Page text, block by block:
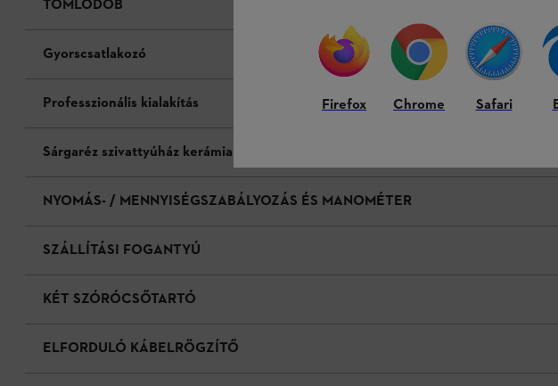
TÖMLŐDOB
Gyorscsatlakozó
Professzionális kialakítás
Sárgaréz szivattyúház kerámia dugattyúkkal
NYOMÁS- / MENNYISÉGSZABÁLYOZÁS ÉS MANOMÉTER
SZÁLLÍTÁSI FOGANTYÚ
KÉT SZÓRÓCSŐTARTÓ
ELFORDULÓ KÁBELRÖGZÍTŐ
Firefox Chrome Safari